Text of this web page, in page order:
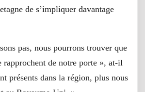
de s’impliquer davantage
pas, nous pourrons trouver que
rapprochent de notre porte », at-il
présents dans la région, plus nous